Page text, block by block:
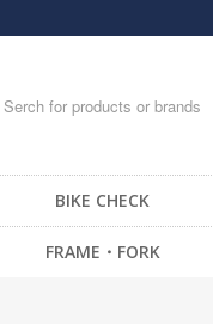
BIKE CHECK
FRAME・FORK